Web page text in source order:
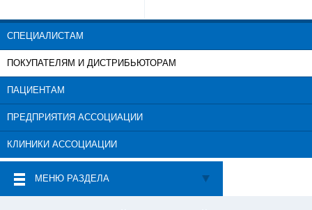
СПЕЦИАЛИСТАМ
ПОКУПАТЕЛЯМ И ДИСТРИБЬЮТОРАМ
ПАЦИЕНТАМ
ПРЕДПРИЯТИЯ АССОЦИАЦИИ
КЛИНИКИ АССОЦИАЦИИ
МЕНЮ РАЗДЕЛА